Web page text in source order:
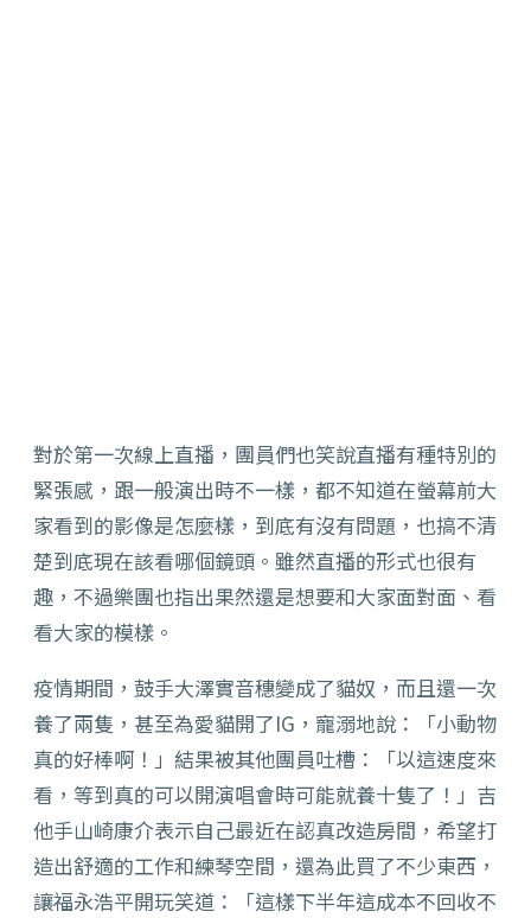
對於第一次線上直播，團員們也笑說直播有種特別的
緊張感，跟一般演出時不一樣，都不知道在螢幕前大
家看到的影像是怎麼樣，到底有沒有問題，也搞不清
楚到底現在該看哪個鏡頭。雖然直播的形式也很有
趣，不過樂團也指出果然還是想要和大家面對面、看
看大家的模樣。
疫情期間，鼓手大澤實音穗變成了貓奴，而且還一次
養了兩隻，甚至為愛貓開了IG，寵溺地說：「小動物
真的好棒啊！」結果被其他團員吐槽：「以這速度來
看，等到真的可以開演唱會時可能就養十隻了！」吉
他手山崎康介表示自己最近在認真改造房間，希望打
造出舒適的工作和練琴空間，還為此買了不少東西，
讓福永浩平開玩笑道：「這樣下半年這成本不回收不